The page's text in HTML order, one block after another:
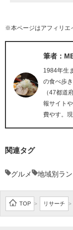
※本ページはアフィリエ
筆者：
1984年生
の食べ歩
（47都道
報サイト
費やす。
関連タグ
グルメ 地域別ラ
TOP > リサーチ >